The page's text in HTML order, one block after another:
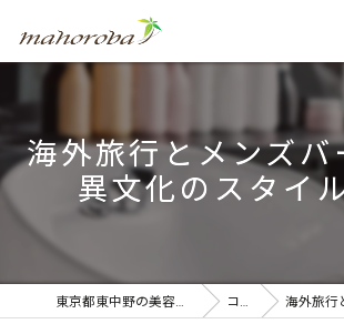
海外旅行とメンズバ
異文化のスタイ
東京都東中野の美容室ならmahoroba コラム 海外旅行とメン